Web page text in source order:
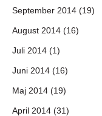
September 2014 (19)
August 2014 (16)
Juli 2014 (1)
Juni 2014 (16)
Maj 2014 (19)
April 2014 (31)